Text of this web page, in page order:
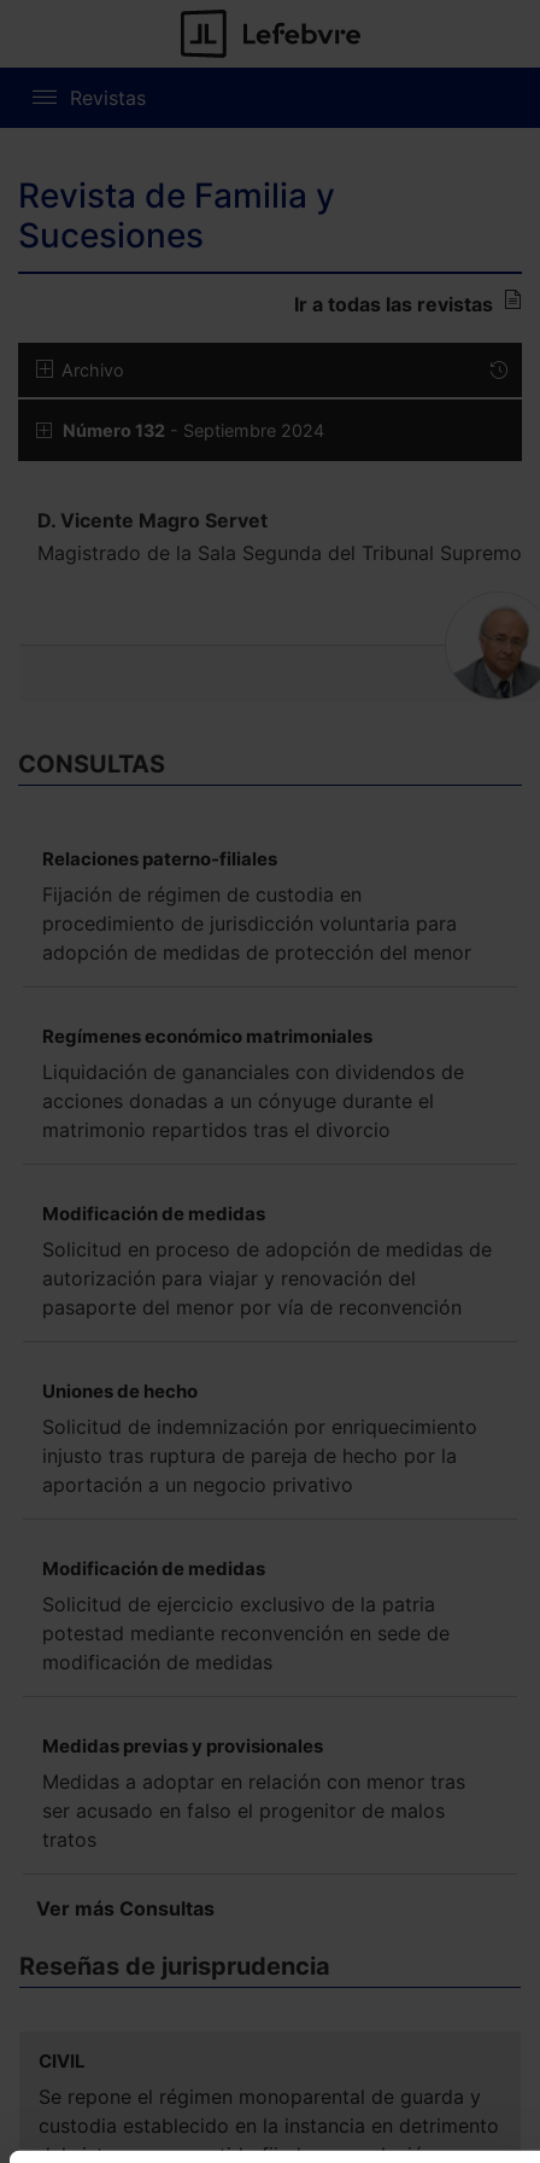
Revistas
Revista de Familia y
Sucesiones
Ir a todas las revistas
Archivo
Número 132 - Septiembre 2024
D. Vicente Magro Servet
Magistrado de la Sala Segunda del Tribunal Supremo
CONSULTAS
Relaciones paterno-filiales
Fijación de régimen de custodia en
procedimiento de jurisdicción voluntaria para
adopción de medidas de protección del menor
Regímenes económico matrimoniales
Liquidación de gananciales con dividendos de
acciones donadas a un cónyuge durante el
matrimonio repartidos tras el divorcio
Modificación de medidas
Solicitud en proceso de adopción de medidas de
autorización para viajar y renovación del
pasaporte del menor por vía de reconvención
Uniones de hecho
Solicitud de indemnización por enriquecimiento
injusto tras ruptura de pareja de hecho por la
aportación a un negocio privativo
Modificación de medidas
Solicitud de ejercicio exclusivo de la patria
potestad mediante reconvención en sede de
modificación de medidas
Medidas previas y provisionales
Medidas a adoptar en relación con menor tras
ser acusado en falso el progenitor de malos
tratos
Ver más Consultas
Reseñas de jurisprudencia
CIVIL
Se repone el régimen monoparental de guarda y
custodia establecido en la instancia en detrimento
del sistema compartido fijado en apelación